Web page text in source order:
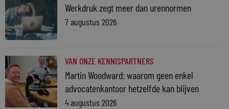
Werkdruk zegt meer dan urennormen
7 augustus 2026
VAN ONZE KENNISPARTNERS
Martin Woodward: waarom geen enkel
advocatenkantoor hetzelfde kan blijven
4 augustus 2026